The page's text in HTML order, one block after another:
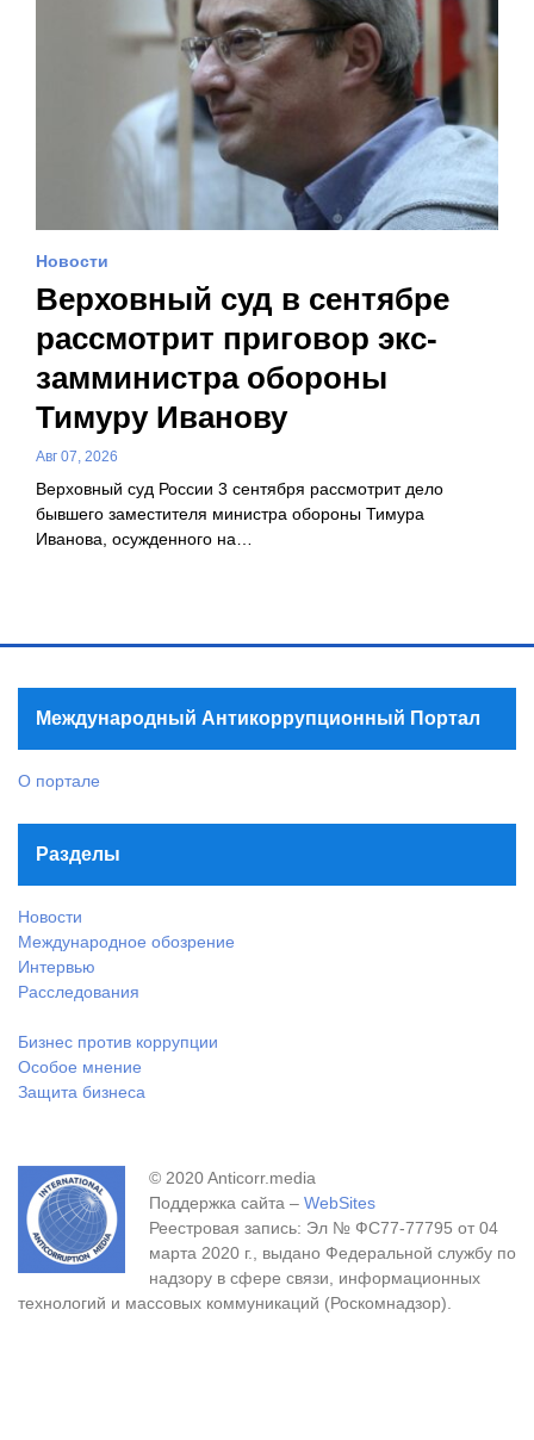
Новости
Верховный суд в сентябре
рассмотрит приговор экс-
замминистра обороны
Тимуру Иванову
Авг 07, 2026
Верховный суд России 3 сентября рассмотрит дело
бывшего заместителя министра обороны Тимура
Иванова, осужденного на…
Международный Антикоррупционный Портал
О портале
Разделы
Новости
Международное обозрение
Интервью
Расследования
Бизнес против коррупции
Особое мнение
Защита бизнеса
© 2020 Anticorr.media
Поддержка сайта – WebSites
Реестровая запись: Эл № ФС77-77795 от 04
марта 2020 г., выдано Федеральной службу по
надзору в сфере связи, информационных
технологий и массовых коммуникаций (Роскомнадзор).